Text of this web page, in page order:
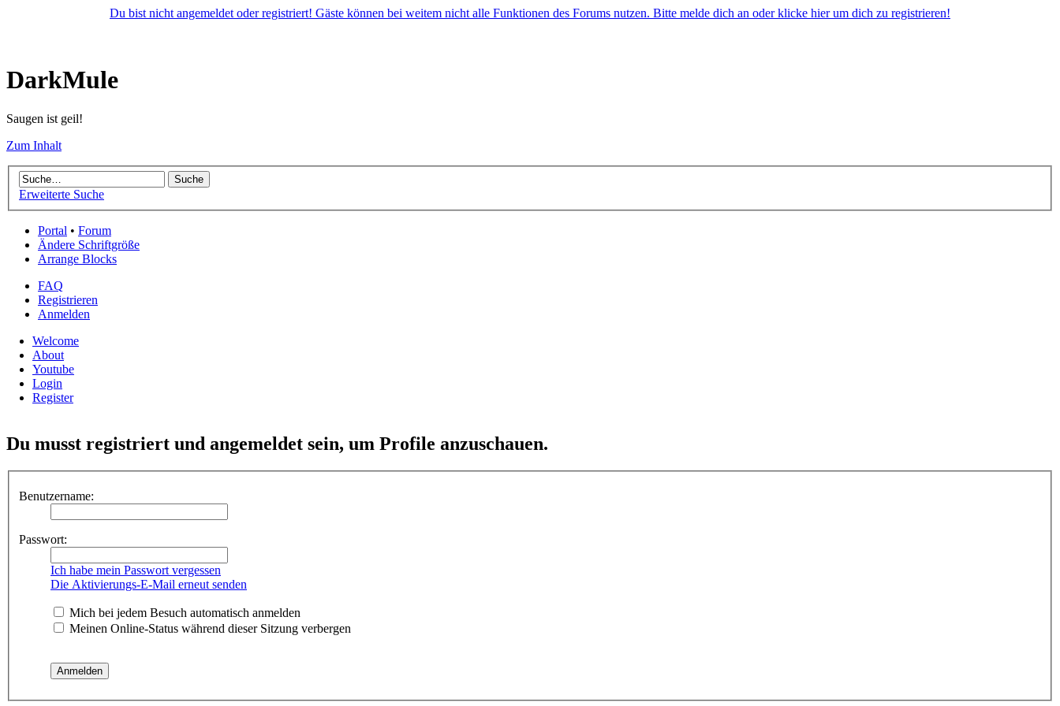
Du bist nicht angemeldet oder registriert! Gäste können bei weitem nicht alle Funktionen des Forums nutzen. Bitte melde dich an oder klicke hier um dich zu registrieren!
DarkMule
Saugen ist geil!
Zum Inhalt
Erweiterte Suche
Portal • Forum
Ändere Schriftgröße
Arrange Blocks
FAQ
Registrieren
Anmelden
Welcome
About
Youtube
Login
Register
Du musst registriert und angemeldet sein, um Profile anzuschauen.
Benutzername:
Passwort:
Ich habe mein Passwort vergessen
Die Aktivierungs-E-Mail erneut senden
Mich bei jedem Besuch automatisch anmelden
Meinen Online-Status während dieser Sitzung verbergen